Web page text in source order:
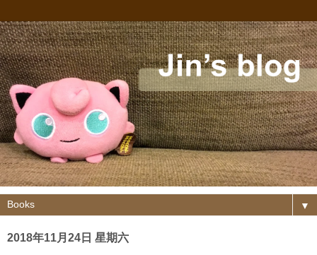
▼
2018年11月24日 星期六